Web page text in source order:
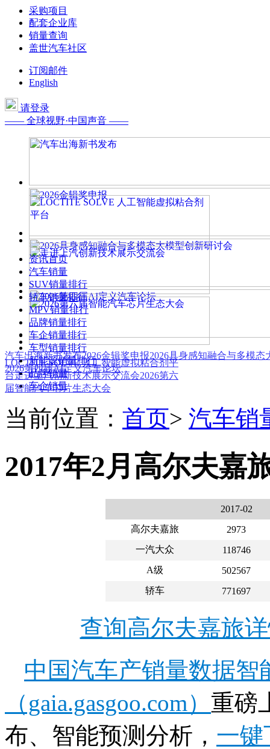
采购项目
配套企业库
销量查询
盖世汽车社区
订阅邮件
English
请登录
—— 全球视野·中国声音 ——
汽车出海新书发布2026金辑奖申报2026具身感知融合与多模态
2026第四届AI定义汽车论坛
LOCTITE SOLVE 人工智能虚拟粘合剂平
台走进上汽创新技术展示交流会2026第六
届智能汽车芯片生态大会
资讯首页
汽车销量
SUV销量排行
轿车销量排行
MPV销量排行
品牌销量排行
车企销量排行
车型销量排行
新能源销量排行
品牌销量
车企销量
当前位置： 首页> 汽车销
2017年2月高尔夫嘉
2017-02
高尔夫嘉旅
2973
一汽大众
118746
A级
502567
轿车
771697
查询高尔夫嘉旅
中国汽车产销量数据
（gaia.gasgoo.com） 重磅
布、智能预测分析， 一键